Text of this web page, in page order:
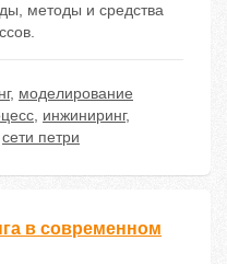
методы и средства
, моделирование
, инжиниринг,
сети петри
в современном